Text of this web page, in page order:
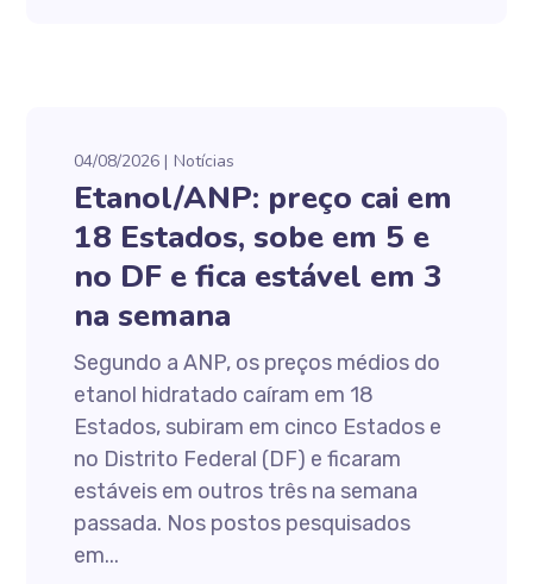
04/08/2026 Notícias
Etanol/ANP: preço cai em
18 Estados, sobe em 5 e
no DF e fica estável em 3
na semana
Segundo a ANP, os preços médios do
etanol hidratado caíram em 18
Estados, subiram em cinco Estados e
no Distrito Federal (DF) e ficaram
estáveis em outros três na semana
passada. Nos postos pesquisados
em...